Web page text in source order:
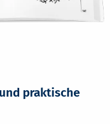
praktische